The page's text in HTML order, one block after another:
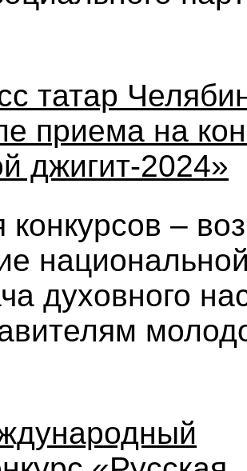
татар
приема на
джигит-2024»
конкурсов –
духовного